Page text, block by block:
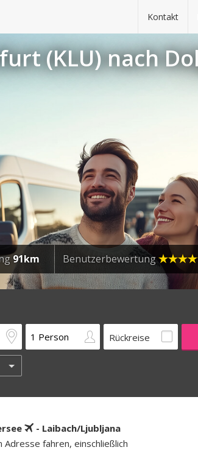
Kontakt
(KLU) nach
91km Benutzerbewertung
Rückreise
- Laibach/Ljubljana
fahren, einschließlich